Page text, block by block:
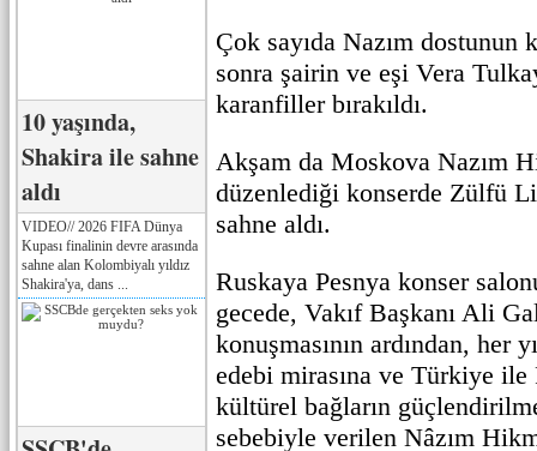
10 yaşında,
Shakira ile sahne
aldı
VIDEO// 2026 FIFA Dünya
Kupası finalinin devre arasında
sahne alan Kolombiyalı yıldız
Shakira'ya, dans ...
Çok sayıda Nazım dostunun
sonra şairin ve eşi Vera
karanfiller bırakıldı.
Akşam da Moskova Nazım
düzenlediği konserde Zülfü
sahne aldı.
Ruskaya Pesnya konser
gecede, Vakıf Başkanı Ali
konuşmasının ardından, her
edebi mirasına ve Türkiye ile
kültürel bağların
sebebiyle verilen Nâzım